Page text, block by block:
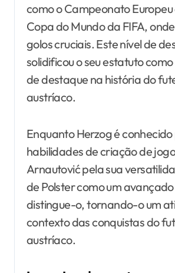
como o Campeonato Europeu
Copa do Mundo da FIFA,
golos cruciais. Este nível de
solidificou o seu estatuto
de destaque na história do
austríaco.
Enquanto Herzog é conhecido
habilidades de criação de
Arnautović pela sua
de Polster como um
distingue-o, tornando-o um
contexto das conquistas do
austríaco.